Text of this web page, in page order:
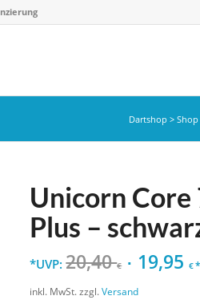
Dartshop > Shop
Unicorn Core
Plus –
*UVP: 20,40€ 19,95€*
inkl. MwSt. zzgl.Versand